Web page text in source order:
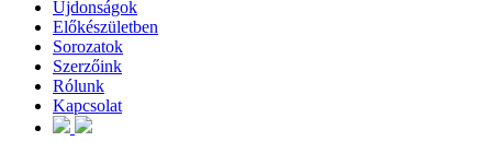
Újdonságok
Előkészületben
Sorozatok
Szerzőink
Rólunk
Kapcsolat